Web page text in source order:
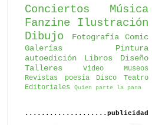
Conciertos
Música
Fanzine
Ilustración
Dibujo
Fotografía
Comic
Galerías
Pintura
autoedición
Libros
Diseño
Talleres
Video
Museos
Revistas
poesía Disco
Teatro
Editoriales
Quien parte la pana
....................publicidad